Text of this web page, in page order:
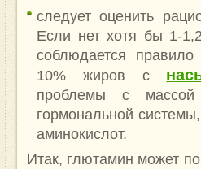
следует оценить
Если нет хотя бы 1-
соблюдается
10% жиров с
проблемы с массой
гормональной
аминокислот.
Итак, глютамин может